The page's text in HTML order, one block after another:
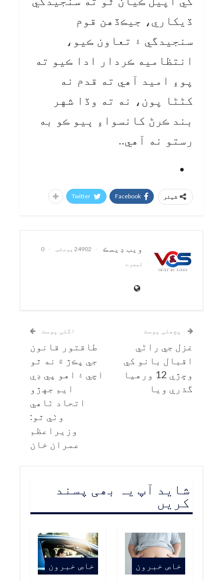
ڏيکاري، جيڪڏهن قوم
سنجيدگي ۽ تعاون ڪيو،
انتظاميه ڪردار ادا ڪيو ته
پوءِ اميد آهي ته قدم نه
کڻڻا پون، نه ته وڏا شهر
بند ڪرڻ کانسواءِ ٻيو ڪو به
رستو نه آهي..
شیئر Facebook
Twitter
ويب ڊيسڪ 24902 پوسٹس
0
تبصرے
پچھلی پوسٹ
غزل جي راڻي
اقبال بانو کي
وڇڙي 12 ورهيا
گذري ويا
اگلی پوسٹ
طاقتور قانون
جي پڪڙ ۾ نه ٿو
اچي ۽ اهو پي ڊي
ايم جهڙو
اتحاد ٺاهي
وٺي ٿو:
وزيراعظم
عمران خان
شاید آپ یہ بھی پسند
کریں
خاص خبرون خاص خبرون